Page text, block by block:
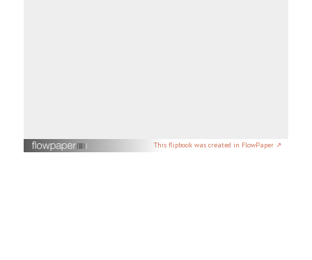
This flipbook was created in FlowPaper ↗